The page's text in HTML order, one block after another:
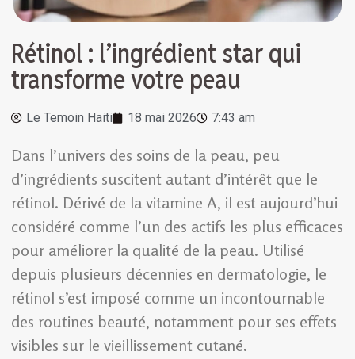
Rétinol : l’ingrédient star qui
transforme votre peau
Le Temoin Haiti 18 mai 2026 7:43 am
Dans l’univers des soins de la peau, peu
d’ingrédients suscitent autant d’intérêt que le
rétinol. Dérivé de la vitamine A, il est aujourd’hui
considéré comme l’un des actifs les plus efficaces
pour améliorer la qualité de la peau. Utilisé
depuis plusieurs décennies en dermatologie, le
rétinol s’est imposé comme un incontournable
des routines beauté, notamment pour ses effets
visibles sur le vieillissement cutané.